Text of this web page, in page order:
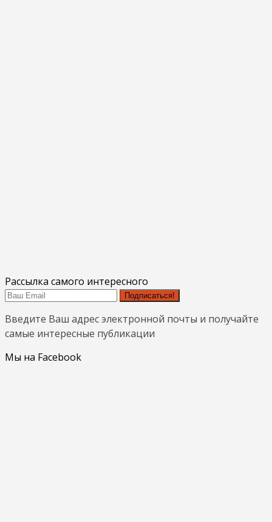
Рассылка самого интересного
Подписаться!
Введите Ваш адрес электронной почты и получайте
самые интересные публикации
Мы на Facebook